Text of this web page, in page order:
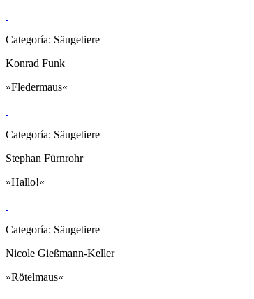
Categoría: Säugetiere
Konrad Funk
»Fledermaus«
Categoría: Säugetiere
Stephan Fürnrohr
»Hallo!«
Categoría: Säugetiere
Nicole Gießmann-Keller
»Rötelmaus«